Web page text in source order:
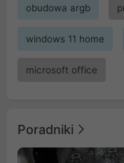
obudowa argb
windows 11 home
microsoft office
Poradniki